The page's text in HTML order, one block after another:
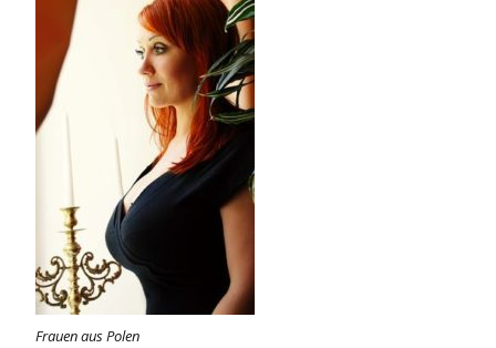
Frauen aus Polen